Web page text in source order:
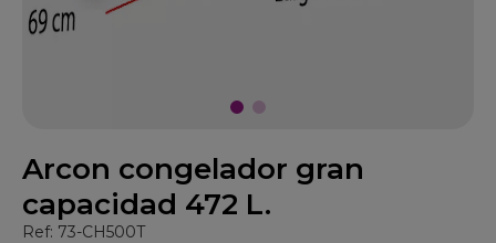
Arcon congelador gran
capacidad 472 L.
Ref: 73-CH500T